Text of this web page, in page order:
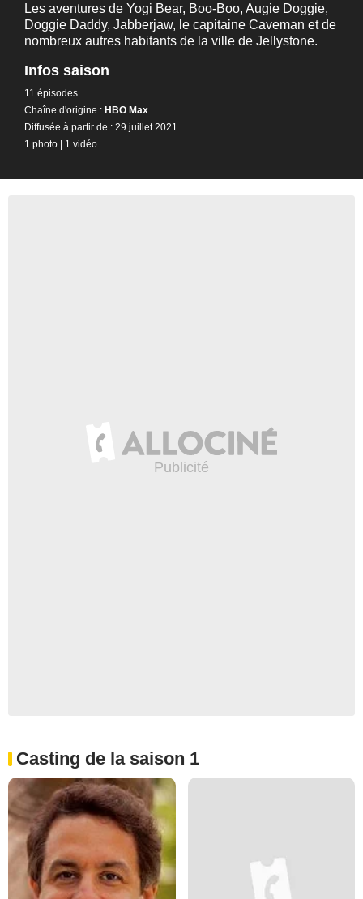
Les aventures de Yogi Bear, Boo-Boo, Augie Doggie,
Doggie Daddy, Jabberjaw, le capitaine Caveman et de
nombreux autres habitants de la ville de Jellystone.
Infos saison
11 épisodes
Chaîne d'origine : HBO Max
Diffusée à partir de : 29 juillet 2021
1 photo | 1 vidéo
Casting de la saison 1